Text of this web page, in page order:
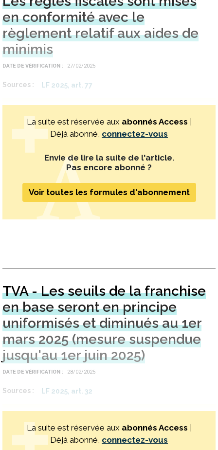
en conformité avec le
règlement relatif aux aides de
minimis
DATE DE VÉRIFICATION 27/02/2025
Sources LF 2025, art. 77
La suite est réservée aux abonnés Access |
Déjà abonné, connectez-vous
Envie de lire la suite de l'article.
Pas encore abonné ?
Voir toutes les formules d'abonnement
TVA - Les seuils de la franchise
en base seront en principe
uniformisés et diminués au 1er
mars 2025 (mesure suspendue
jusqu'au 1er juin 2025)
DATE DE VÉRIFICATION 28/02/2025
Sources LF 2025, art. 32
La suite est réservée aux abonnés Access |
Déjà abonné, connectez-vous